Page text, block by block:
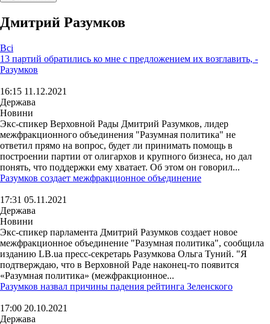
Дмитрий Разумков
Всі
13 партий обратились ко мне с предложением их возглавить, -
Разумков
16:15 11.12.2021
Держава
Новини
Экс-спикер Верховной Рады Дмитрий Разумков, лидер
межфракционного объединения "Разумная политика" не
ответил прямо на вопрос, будет ли принимать помощь в
построении партии от олигархов и крупного бизнеса, но дал
понять, что поддержки ему хватает. Об этом он говорил...
Разумков создает межфракционное объединение
17:31 05.11.2021
Держава
Новини
Экс-спикер парламента Дмитрий Разумков создает новое
межфракционное объединение "Разумная политика", сообщила
изданию LB.ua пресс-секретарь Разумкова Ольга Туний. "Я
подтверждаю, что в Верховной Раде наконец-то появится
«Разумная политика» (межфракционное...
Разумков назвал причины падения рейтинга Зеленского
17:00 20.10.2021
Держава